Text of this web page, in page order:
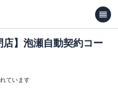
】泡瀬自動契約コー
ています